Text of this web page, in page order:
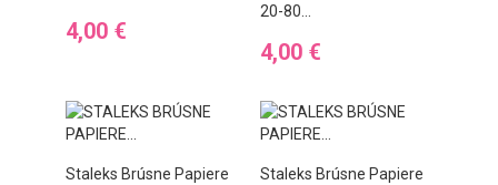
Preis
4,00 €
20-80...
Preis
4,00 €
Staleks Brúsne Papiere
Staleks Brúsne Papiere